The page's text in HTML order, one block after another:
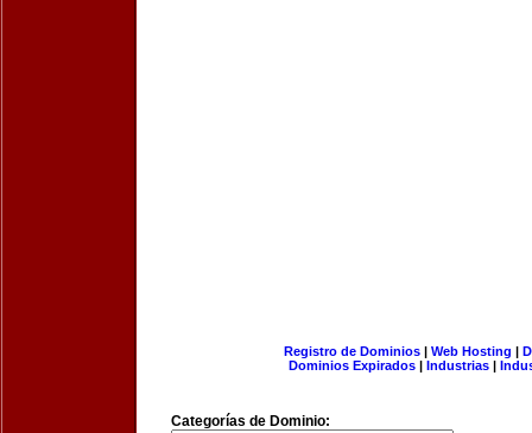
Registro de Dominios| Web Hosting |
Dominios Expirados | Industrias |
Categorías de Dominio: